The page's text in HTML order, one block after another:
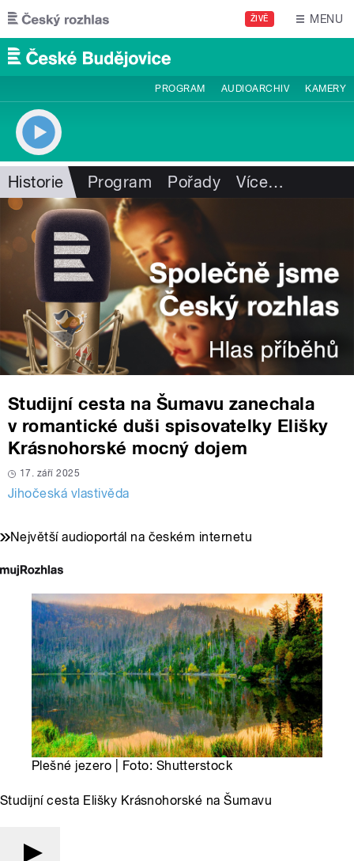
Přejít k hlavnímu obsahu
ŽIVĚ MENU
PROGRAM AUDIOARCHIV KAMERY
Historie Program Pořady Více…
Studijní cesta na Šumavu zanechala
v romantické duši spisovatelky Elišky
Krásnohorské mocný dojem
17. září 2025
Jihočeská vlastivěda
Největší audioportál na českém internetu
Plešné jezero | Foto: Shutterstock
Studijní cesta Elišky Krásnohorské na Šumavu